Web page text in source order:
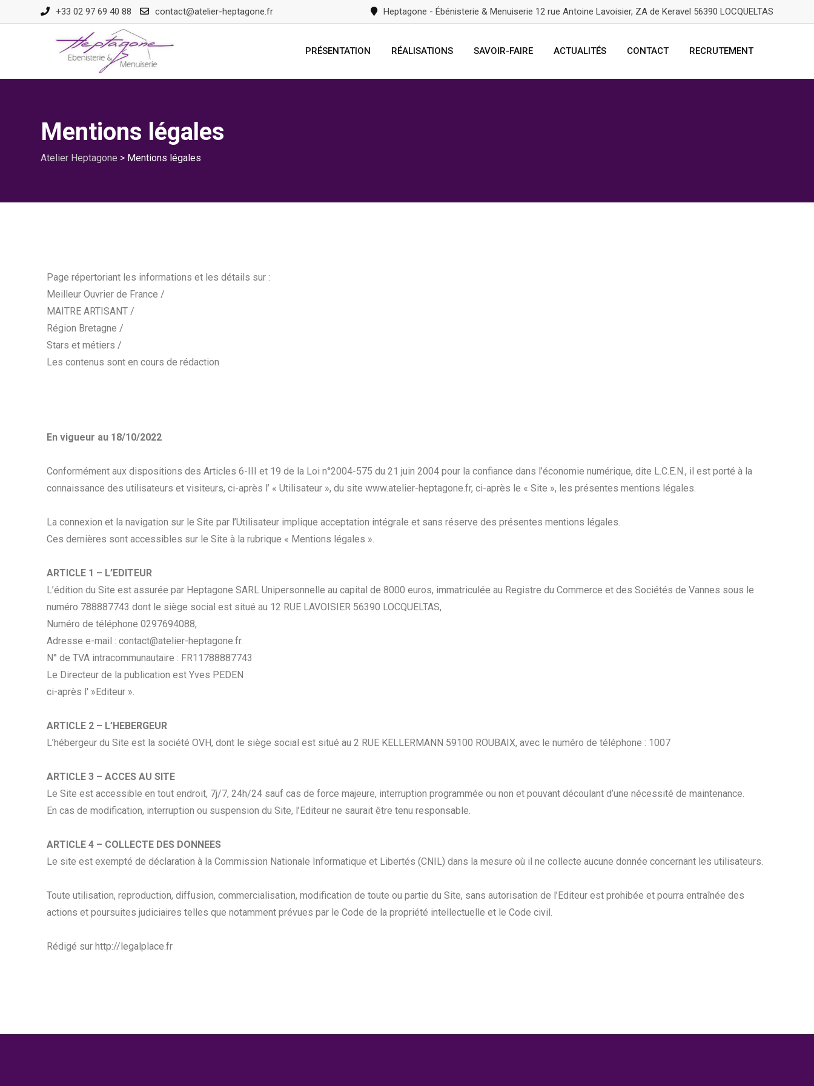
+33 02 97 69 40 88 contact@atelier-heptagone.fr Heptagone - Ébénisterie & Menuiserie 12 rue Antoine Lavoisier, ZA de Keravel 56390 LOCQUELTAS
PRÉSENTATION RÉALISATIONS SAVOIR-FAIRE ACTUALITÉS CONTACT RECRUTEMENT
Mentions légales
Atelier Heptagone > Mentions légales
Page répertoriant les informations et les détails sur :
Meilleur Ouvrier de France /
MAITRE ARTISANT /
Région Bretagne /
Stars et métiers /
Les contenus sont en cours de rédaction
En vigueur au 18/10/2022
Conformément aux dispositions des Articles 6-III et 19 de la Loi n°2004-575 du 21 juin 2004 pour la confiance dans l’économie numérique, dite L.C.E.N., il est porté à la
connaissance des utilisateurs et visiteurs, ci-après l’ « Utilisateur », du site www.atelier-heptagone.fr, ci-après le « Site », les présentes mentions légales.
La connexion et la navigation sur le Site par l’Utilisateur implique acceptation intégrale et sans réserve des présentes mentions légales.
Ces dernières sont accessibles sur le Site à la rubrique « Mentions légales ».
ARTICLE 1 – L’EDITEUR
L’édition du Site est assurée par Heptagone SARL Unipersonnelle au capital de 8000 euros, immatriculée au Registre du Commerce et des Sociétés de Vannes sous le
numéro 788887743 dont le siège social est situé au 12 RUE LAVOISIER 56390 LOCQUELTAS,
Numéro de téléphone 0297694088,
Adresse e-mail : contact@atelier-heptagone.fr.
N° de TVA intracommunautaire : FR11788887743
Le Directeur de la publication est Yves PEDEN
ci-après l' »Editeur ».
ARTICLE 2 – L’HEBERGEUR
L’hébergeur du Site est la société OVH, dont le siège social est situé au 2 RUE KELLERMANN 59100 ROUBAIX, avec le numéro de téléphone : 1007
ARTICLE 3 – ACCES AU SITE
Le Site est accessible en tout endroit, 7j/7, 24h/24 sauf cas de force majeure, interruption programmée ou non et pouvant découlant d’une nécessité de maintenance.
En cas de modification, interruption ou suspension du Site, l’Editeur ne saurait être tenu responsable.
ARTICLE 4 – COLLECTE DES DONNEES
Le site est exempté de déclaration à la Commission Nationale Informatique et Libertés (CNIL) dans la mesure où il ne collecte aucune donnée concernant les utilisateurs.
Toute utilisation, reproduction, diffusion, commercialisation, modification de toute ou partie du Site, sans autorisation de l’Editeur est prohibée et pourra entraînée des
actions et poursuites judiciaires telles que notamment prévues par le Code de la propriété intellectuelle et le Code civil.
Rédigé sur http://legalplace.fr